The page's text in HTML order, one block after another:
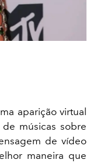
aparição virtual
músicas sobre
de vídeo
maneira que